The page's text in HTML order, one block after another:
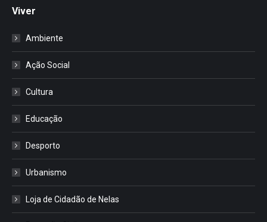
Viver
Ambiente
Ação Social
Cultura
Educação
Desporto
Urbanismo
Loja de Cidadão de Nelas